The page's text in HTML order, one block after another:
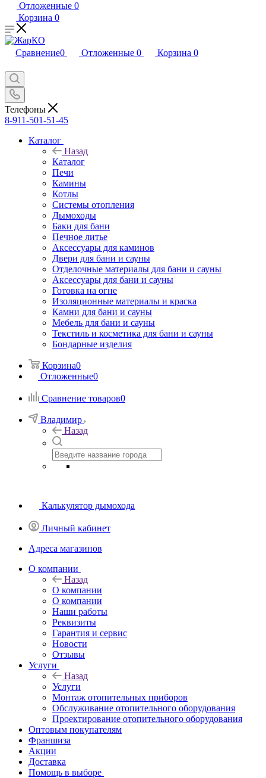
Отложенные 0
Корзина 0
Сравнение0 Отложенные 0 Корзина 0
Телефоны
8-911-501-51-45
Каталог
Назад
Каталог
Печи
Камины
Котлы
Системы отопления
Дымоходы
Баки для бани
Печное литье
Аксессуары для каминов
Двери для бани и сауны
Отделочные материалы для бани и сауны
Аксессуары для бани и сауны
Готовка на огне
Изоляционные материалы и краска
Камни для бани и сауны
Мебель для бани и сауны
Текстиль и косметика для бани и сауны
Бондарные изделия
Корзина0
Отложенные0
Сравнение товаров0
Владимир
Назад
Калькулятор дымохода
Личный кабинет
Адреса магазинов
O компании
Назад
O компании
О компании
Наши работы
Реквизиты
Гарантия и сервис
Новости
Отзывы
Услуги
Назад
Услуги
Монтаж отопительных приборов
Обслуживание отопительного оборудования
Проектирование отопительного оборудования
Оптовым покупателям
Франшиза
Акции
Доставка
Помощь в выборе